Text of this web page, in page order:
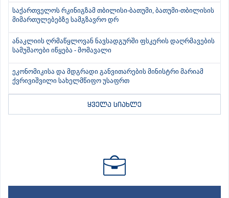
საქართველოს რკინიგზამ თბილისი-ბათუმი, ბათუმი-თბილისის
მიმართულებებზე სამგზავრო დრ
ანაკლიის ღრმაწყლოვან ნავსადგურში ფსკერის დაღრმავების
სამუშაოები იწყება - მომავალი
ეკონომიკისა და მდგრადი განვითარების მინისტრი მარიამ
ქვრივიშვილი სახელმწიფო უსაფრთ
ყველა სიახლე